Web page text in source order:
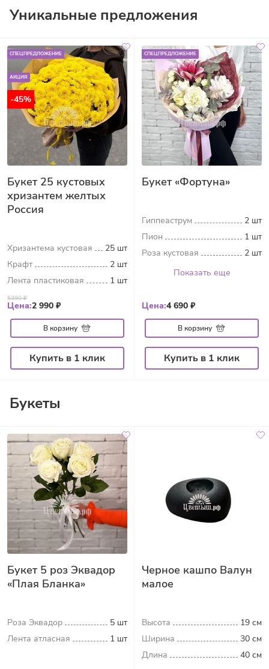
Уникальные предложения
-45%
СПЕЦПРЕДЛОЖЕНИЕ
АКЦИЯ
Букет 25 кустовых
хризантем желтых
Россия
Хризантема кустовая
25 шт
Крафт
2 шт
Лента пластиковая
1 шт
5390 ₽
Цена:2 990 ₽
В корзину
Купить в 1 клик
СПЕЦПРЕДЛОЖЕНИЕ
Букет «Фортуна»
Гиппеаструм
2 шт
Пион
1 шт
Роза кустовая
2 шт
Показать еще
Цена:4 690 ₽
В корзину
Купить в 1 клик
Букеты
Букет 5 роз Эквадор
«Плая Бланка»
Роза Эквадор
5 шт
Лента атласная
1 шт
Черное кашпо Валун
малое
Высота
19 см
Ширина
30 см
Длина
40 см